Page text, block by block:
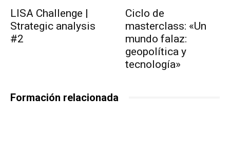
LISA Challenge |
Strategic analysis
#2
Ciclo de
masterclass: «Un
mundo falaz:
geopolítica y
tecnología»
Formación relacionada